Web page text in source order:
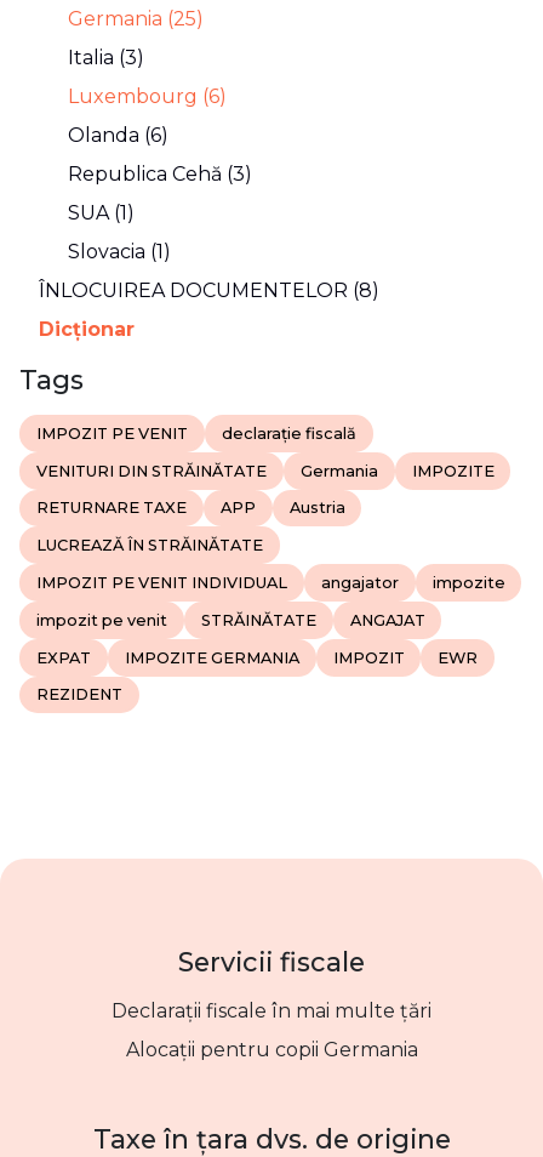
Germania (25)
Italia (3)
Luxembourg (6)
Olanda (6)
Republica Cehă (3)
SUA (1)
Slovacia (1)
ÎNLOCUIREA DOCUMENTELOR (8)
Dicţionar
Tags
IMPOZIT PE VENIT declarație fiscală
VENITURI DIN STRĂINĂTATE Germania IMPOZITE
RETURNARE TAXE APP Austria
LUCREAZĂ ÎN STRĂINĂTATE
IMPOZIT PE VENIT INDIVIDUAL angajator impozite
impozit pe venit STRĂINĂTATE ANGAJAT
EXPAT IMPOZITE GERMANIA IMPOZIT EWR
REZIDENT
Servicii fiscale
Declarații fiscale în mai multe țări
Alocații pentru copii Germania
Taxe în țara dvs. de origine